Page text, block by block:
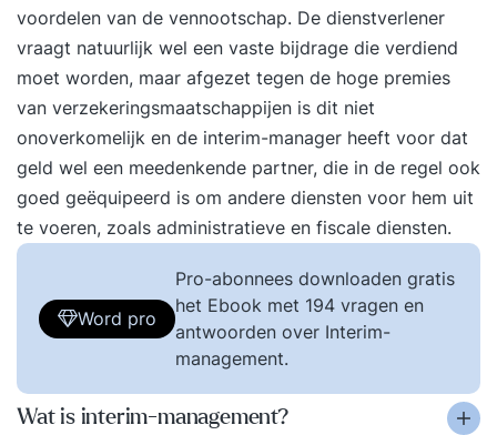
voordelen van de vennootschap. De dienstverlener
vraagt natuurlijk wel een vaste bijdrage die verdiend
moet worden, maar afgezet tegen de hoge premies
van verzekeringsmaatschappijen is dit niet
onoverkomelijk en de interim-manager heeft voor dat
geld wel een meedenkende partner, die in de regel ook
goed geëquipeerd is om andere diensten voor hem uit
te voeren, zoals administratieve en fiscale diensten.
Word pro
Pro-abonnees downloaden gratis
het Ebook met 194 vragen en
antwoorden over Interim-
management.
Wat is interim-management?